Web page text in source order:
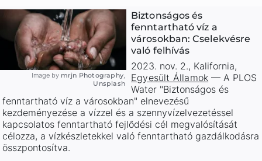
Image by mrjn Photography
Unsplash
Biztonságos és
fenntartható víz a
városokban: Cselekvésre
való felhívás
2023. nov. 2., Kalifornia,
Egyesült Államok —A PLOS
Water "Biztonságos és
fenntartható víz a városokban" elnevezésű
kezdeményezése a vízzel és a szennyvízelvezetéssel
kapcsolatos fenntartható fejlődési cél megvalósítását
célozza, a vízkészletekkel való fenntartható gazdálkodásra
összpontosítva.